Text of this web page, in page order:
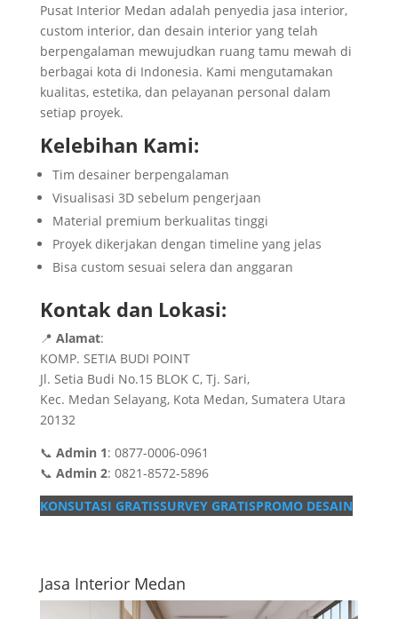
Pusat Interior Medan adalah penyedia jasa interior,
custom interior, dan desain interior yang telah
berpengalaman mewujudkan ruang tamu mewah di
berbagai kota di Indonesia. Kami mengutamakan
kualitas, estetika, dan pelayanan personal dalam
setiap proyek.
Kelebihan Kami:
Tim desainer berpengalaman
Visualisasi 3D sebelum pengerjaan
Material premium berkualitas tinggi
Proyek dikerjakan dengan timeline yang jelas
Bisa custom sesuai selera dan anggaran
Kontak dan Lokasi:
📍 Alamat:
KOMP. SETIA BUDI POINT
Jl. Setia Budi No.15 BLOK C, Tj. Sari,
Kec. Medan Selayang, Kota Medan, Sumatera Utara
20132
📞 Admin 1: 0877-0006-0961
📞 Admin 2: 0821-8572-5896
KONSUTASI GRATISSURVEY GRATISPROMO DESAIN
Jasa Interior Medan